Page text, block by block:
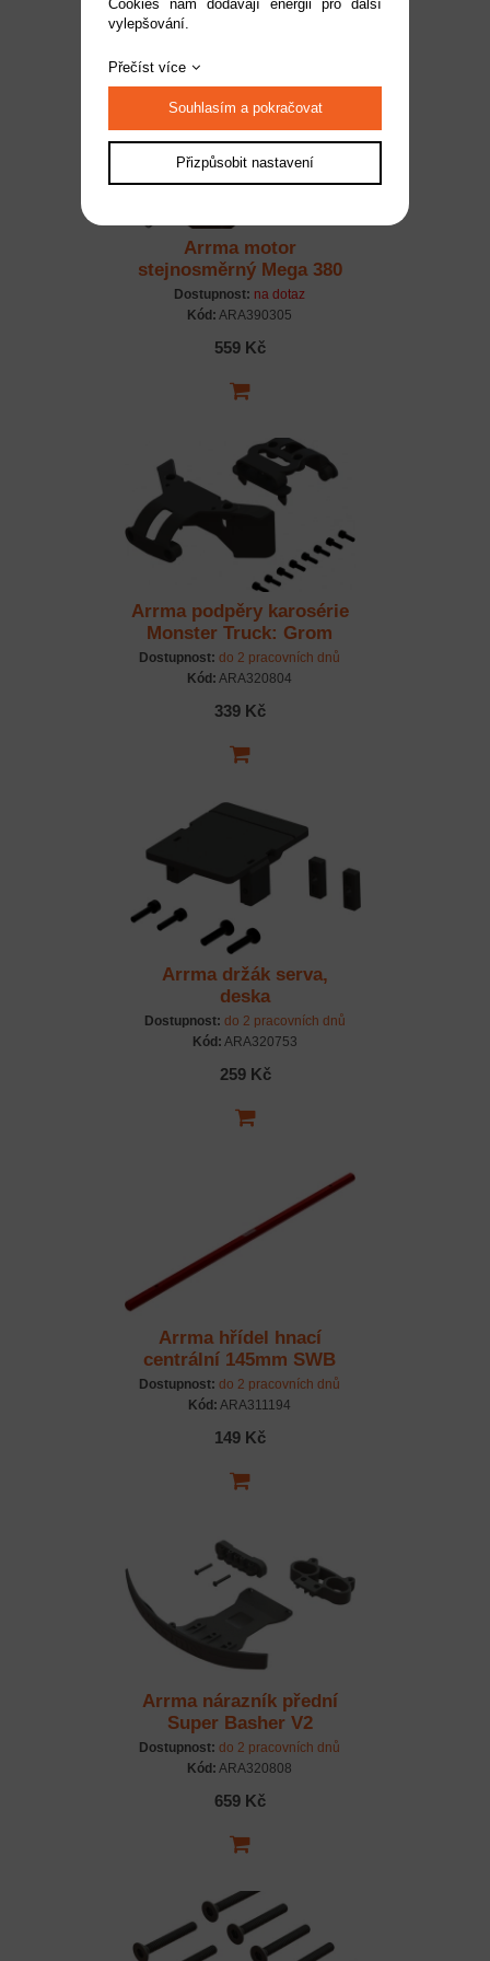
Arrma motor
stejnosměrný Mega 380
Dostupnost: na dotaz
Kód: ARA390305
559 Kč
Arrma podpěry karosérie
Monster Truck: Grom
Dostupnost: do 2 pracovních dnů
Kód: ARA320804
339 Kč
Arrma držák serva,
deska
přijímače/regulátoru:
Grom
Dostupnost: do 2 pracovních dnů
Kód: ARA320753
259 Kč
Arrma hřídel hnací
centrální 145mm SWB
šasi, hliník: Grom
Dostupnost: do 2 pracovních dnů
Kód: ARA311194
149 Kč
Arrma nárazník přední
Super Basher V2
Dostupnost: do 2 pracovních dnů
Kód: ARA320808
659 Kč
Cookies nám dodávají energii pro další
vylepšování.
Přečíst více
Souhlasím a pokračovat
Přizpůsobit nastavení